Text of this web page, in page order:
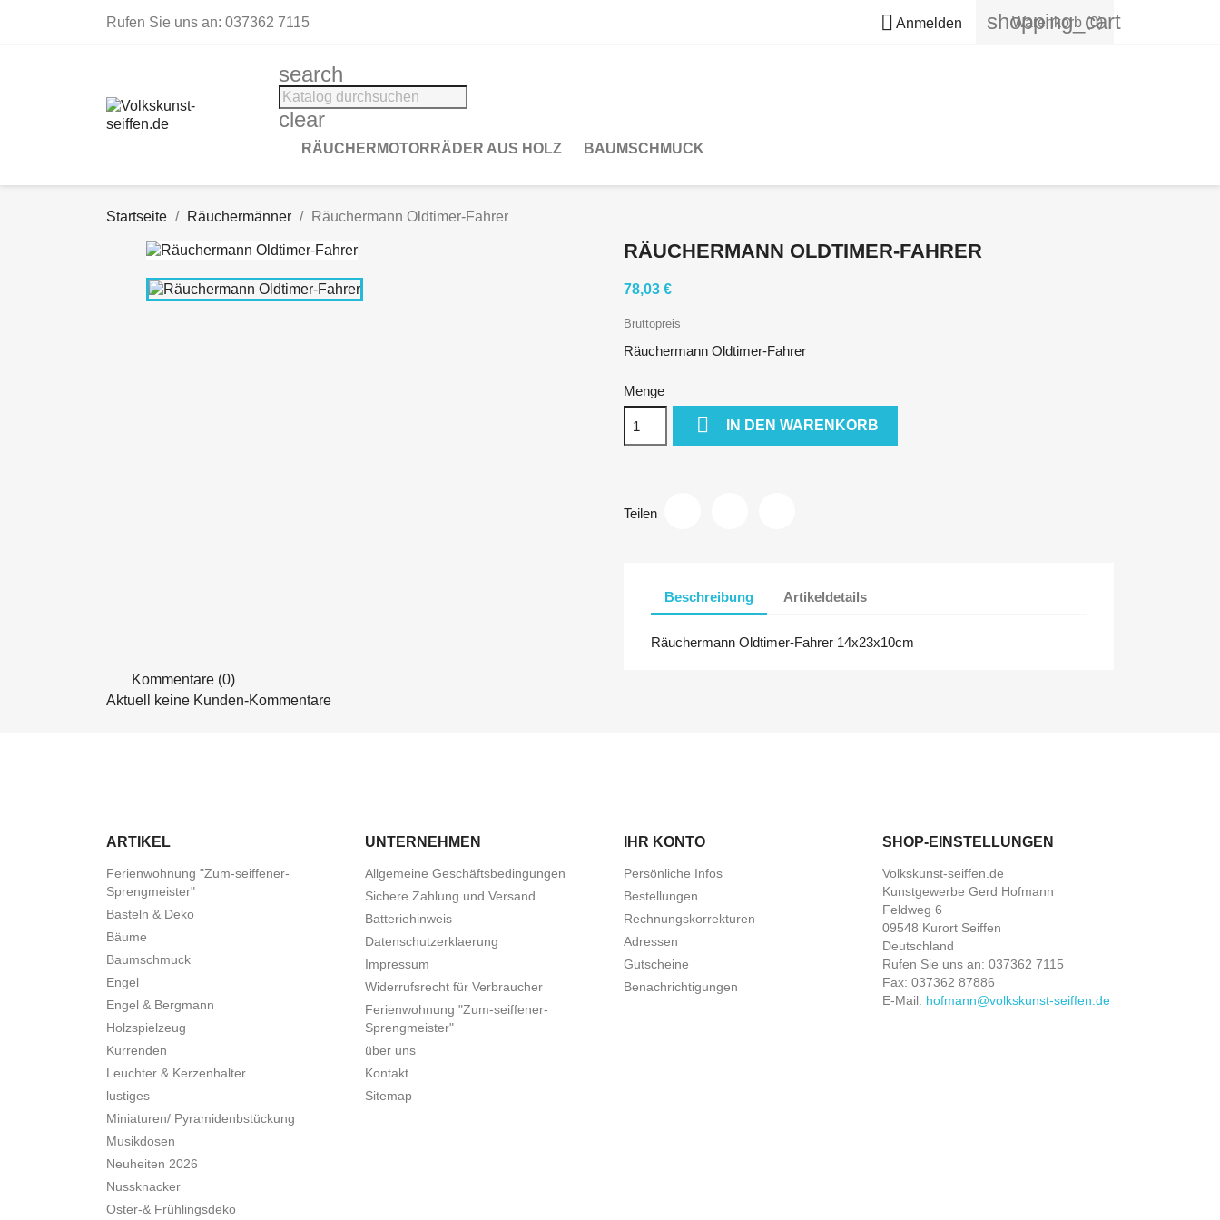
Rufen Sie uns an: 037362 7115  Anmelden shopping_cart
Warenkorb (0)
search
clear
RÄUCHERMOTORRÄDER AUS HOLZ BAUMSCHMUCK
Startseite Räuchermänner Räuchermann Oldtimer-Fahrer
RÄUCHERMANN OLDTIMER-FAHRER
78,03 €
Bruttopreis
Räuchermann Oldtimer-Fahrer
Menge
 IN DEN WARENKORB
Teilen
Beschreibung Artikeldetails
Räuchermann Oldtimer-Fahrer 14x23x10cm
Kommentare (0)
Aktuell keine Kunden-Kommentare
ARTIKEL
Ferienwohnung "Zum-seiffener-
Sprengmeister"
Basteln & Deko
Bäume
Baumschmuck
Engel
Engel & Bergmann
Holzspielzeug
Kurrenden
Leuchter & Kerzenhalter
lustiges
Miniaturen/ Pyramidenbstückung
Musikdosen
Neuheiten 2026
Nussknacker
Oster-& Frühlingsdeko
UNTERNEHMEN
Allgemeine Geschäftsbedingungen
Sichere Zahlung und Versand
Batteriehinweis
Datenschutzerklaerung
Impressum
Widerrufsrecht für Verbraucher
Ferienwohnung "Zum-seiffener-
Sprengmeister"
über uns
Kontakt
Sitemap
IHR KONTO
Persönliche Infos
Bestellungen
Rechnungskorrekturen
Adressen
Gutscheine
Benachrichtigungen
SHOP-EINSTELLUNGEN
Volkskunst-seiffen.de
Kunstgewerbe Gerd Hofmann
Feldweg 6
09548 Kurort Seiffen
Deutschland
Rufen Sie uns an: 037362 7115
Fax: 037362 87886
E-Mail: hofmann@volkskunst-seiffen.de